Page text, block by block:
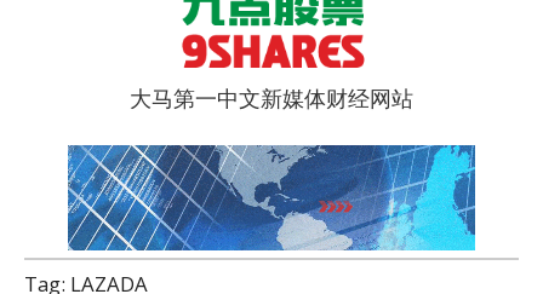
9点股票
大马第一中文新媒体财经网站
Tag: LAZADA